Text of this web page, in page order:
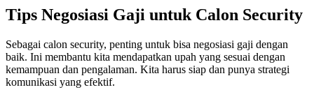
Tips Negosiasi Gaji untuk Calon Security
Sebagai calon security, penting untuk bisa negosiasi gaji dengan
baik. Ini membantu kita mendapatkan upah yang sesuai dengan
kemampuan dan pengalaman. Kita harus siap dan punya strategi
komunikasi yang efektif.